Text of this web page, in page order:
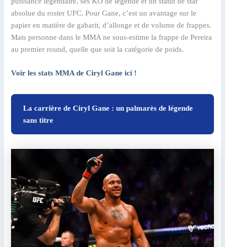
absolue du roster UFC. Pour Gane, c’est un avantage sur le
papier en matière de gabarit, d’allonge et de volume de frappes.
Mais personne dans le MMA ne sous-estime la frappe de Pereira
au premier round, quelle que soit la catégorie de poids.
Voir les stats MMA de Ciryl Gane ici !
La carrière de Ciryl Gane : un palmarès de légende
sans titre